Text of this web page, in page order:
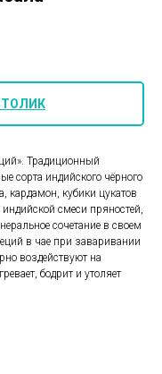
Традиционный
сорта индийского чёрного
кардамон, кубики цукатов
смеси пряностей,
сочетание в своем
в чае при заваривании
воздействуют на
бодрит и утоляет